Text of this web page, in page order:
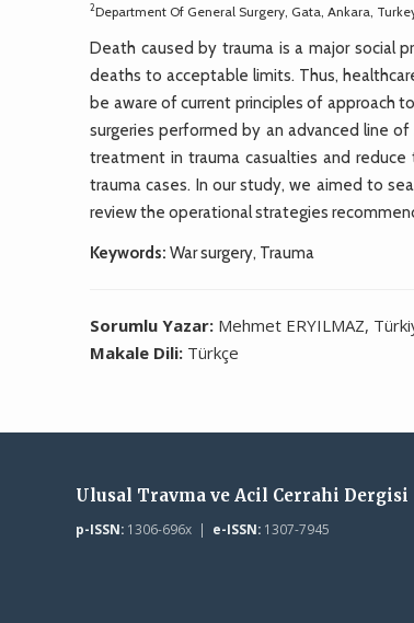
2Department Of General Surgery, Gata, Ankara,
Death caused by trauma is a major social
deaths to acceptable limits. Thus,
be aware of current principles of approach
surgeries performed by an advanced line
treatment in trauma casualties and
trauma cases. In our study, we aimed to
review the operational strategies
Keywords: War surgery, Trauma
Sorumlu Yazar: Mehmet ERYILMAZ,
Makale Dili: Türkçe
Ulusal Travma ve Acil Cerrahi Dergisi
p-ISSN:1306-696x | e-ISSN:1307-7945